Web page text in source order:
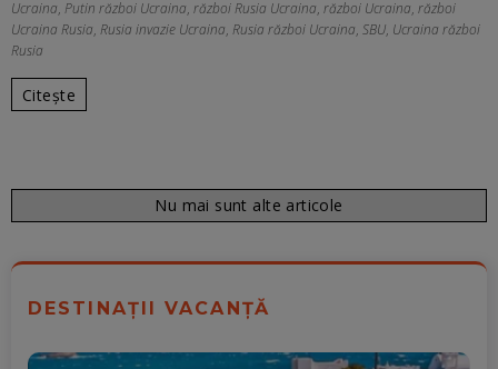
Ucraina, Putin război Ucraina, război Rusia Ucraina, război Ucraina, război
Ucraina Rusia, Rusia invazie Ucraina, Rusia război Ucraina, SBU, Ucraina război
Rusia
Citește
Nu mai sunt alte articole
DESTINAȚII VACANȚĂ